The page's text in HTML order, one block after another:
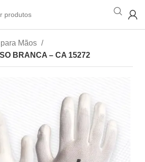
Mãos
BRANCA – CA 15272